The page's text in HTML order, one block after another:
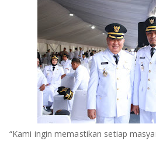
“Kami ingin memastikan setiap